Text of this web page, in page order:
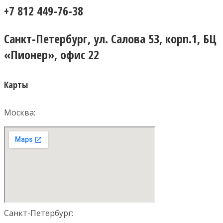
+7 812 449-76-38
Санкт-Петербург, ул. Салова 53, корп.1, БЦ
«Пионер», офис 22
Карты
Москва:
Санкт-Петербург: